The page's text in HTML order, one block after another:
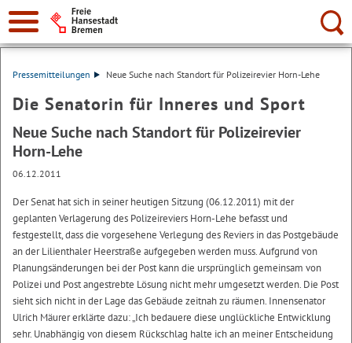
Suche:
Pressemitteilungen Neue Suche nach Standort für Polizeirevier Horn-Lehe
Die Senatorin für Inneres und Sport
Neue Suche nach Standort für Polizeirevier
Horn-Lehe
06.12.2011
Der Senat hat sich in seiner heutigen Sitzung (06.12.2011) mit der
geplanten Verlagerung des Polizeireviers Horn-Lehe befasst und
festgestellt, dass die vorgesehene Verlegung des Reviers in das Postgebäude
an der Lilienthaler Heerstraße aufgegeben werden muss. Aufgrund von
Planungsänderungen bei der Post kann die ursprünglich gemeinsam von
Polizei und Post angestrebte Lösung nicht mehr umgesetzt werden. Die Post
sieht sich nicht in der Lage das Gebäude zeitnah zu räumen. Innensenator
Ulrich Mäurer erklärte dazu: „Ich bedauere diese unglückliche Entwicklung
sehr. Unabhängig von diesem Rückschlag halte ich an meiner Entscheidung